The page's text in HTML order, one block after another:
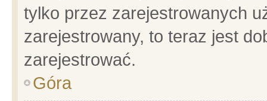
tylko przez zarejestrowanych
zarejestrowany, to teraz jest
zarejestrować.
Góra